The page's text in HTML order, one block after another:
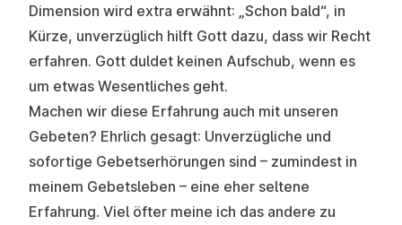
Dimension wird extra erwähnt: „Schon bald“, in
Kürze, unverzüglich hilft Gott dazu, dass wir Recht
erfahren. Gott duldet keinen Aufschub, wenn es
um etwas Wesentliches geht.
Machen wir diese Erfahrung auch mit unseren
Gebeten? Ehrlich gesagt: Unverzügliche und
sofortige Gebetserhörungen sind – zumindest in
meinem Gebetsleben – eine eher seltene
Erfahrung. Viel öfter meine ich das andere zu